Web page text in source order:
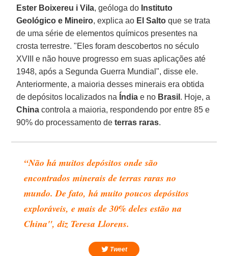
Ester Boixereu i Vila, geóloga do Instituto
Geológico e Mineiro, explica ao El Salto que se trata
de uma série de elementos químicos presentes na
crosta terrestre. "Eles foram descobertos no século
XVIII e não houve progresso em suas aplicações até
1948, após a Segunda Guerra Mundial", disse ele.
Anteriormente, a maioria desses minerais era obtida
de depósitos localizados na Índia e no Brasil . Hoje, a
China controla a maioria, respondendo por entre 85 e
90% do processamento deterras raras.
“Não há muitos depósitos onde são
encontrados minerais de terras raras no
mundo. De fato, há muito poucos depósitos
exploráveis, e mais de 30% deles estão na
China", diz Teresa Llorens.
Tweet